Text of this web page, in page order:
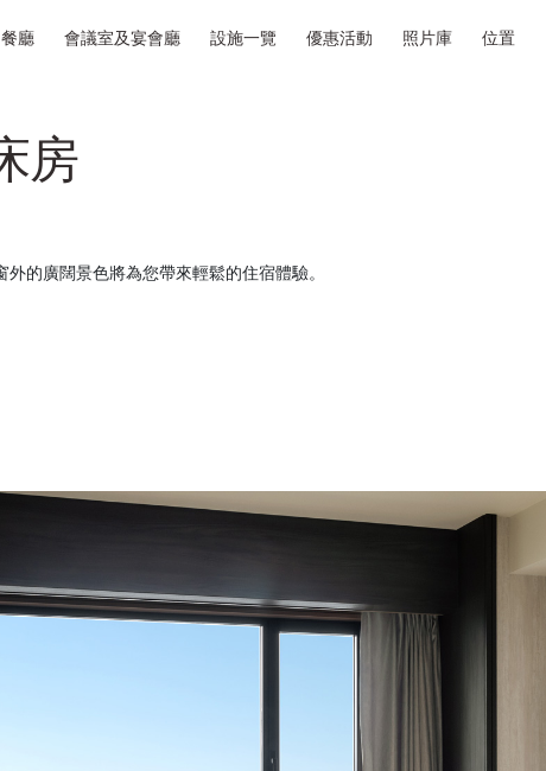
餐廳 會議室及宴會廳 設施一覽 優惠活動 照片庫 位置
房
的廣闊景色將為您帶來輕鬆的住宿體驗。